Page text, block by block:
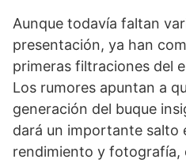
Aunque todavía faltan
presentación, ya han
primeras filtraciones del
Los rumores apuntan a
generación del buque
dará un importante salto
rendimiento y fotografía,